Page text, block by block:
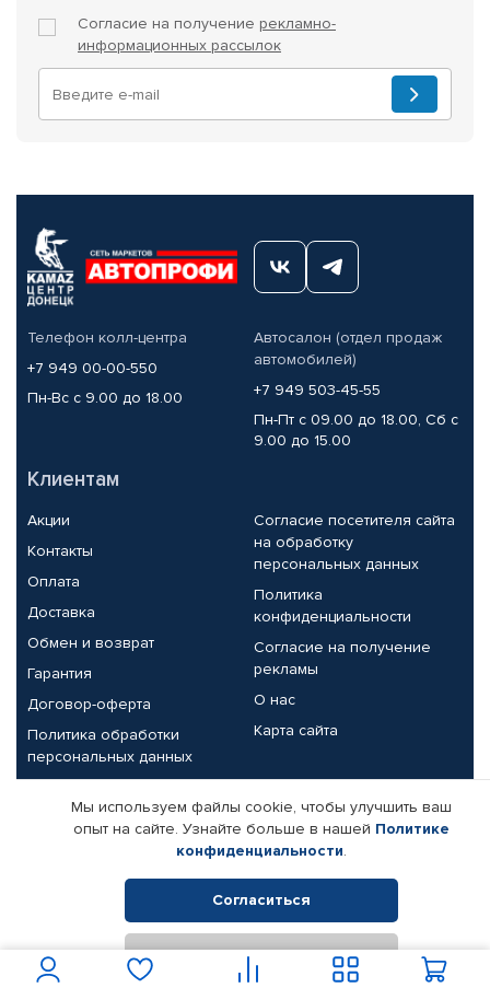
Согласие на получение рекламно-
информационных рассылок
Телефон колл-центра
+7 949 00-00-550
Пн-Вс с 9.00 до 18.00
Автосалон (отдел продаж
автомобилей)
+7 949 503-45-55
Пн-Пт с 09.00 до 18.00, Сб с
9.00 до 15.00
Клиентам
Акции
Контакты
Оплата
Доставка
Обмен и возврат
Гарантия
Договор-оферта
Политика обработки
персональных данных
Согласие посетителя сайта
на обработку
персональных данных
Политика
конфиденциальности
Согласие на получение
рекламы
О нас
Карта сайта
Партнерам
Корпоративным клиентам
Поставщикам
Реквизиты компании
© КАМАЗ ЦЕНТР ДОНЕЦК, 2015-2026. Все права защищены.
Интернет-магазин автомобильных товаров Автопрофи.
Мы используем файлы cookie, чтобы улучшить ваш
опыт на сайте. Узнайте больше в нашей Политике
конфиденциальности.
Согласиться
Отклонить